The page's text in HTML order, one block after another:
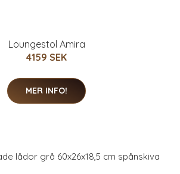
Loungestol Amira
4159 SEK
MER INFO!